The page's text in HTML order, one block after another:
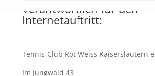
Verantwortlich für den
Internetauftritt:
Tennis-Club Rot-Weiss Kaiserslautern
Im Jungwald 43